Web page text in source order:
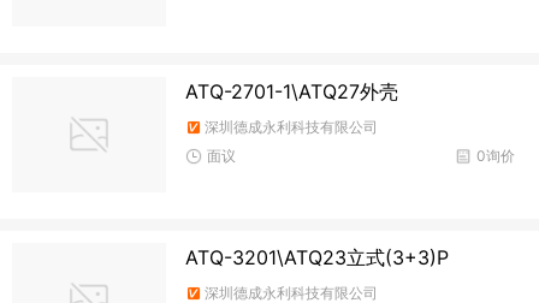
ATQ-2701-1\ATQ27外壳
深圳德成永利科技有限公司
0询价
面议
ATQ-3201\ATQ23立式(3+3)P
深圳德成永利科技有限公司